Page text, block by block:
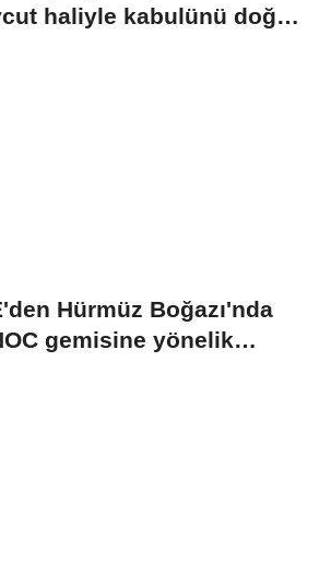
haliyle kabulünü doğru
Hürmüz Boğazı'nda
gemisine yönelik